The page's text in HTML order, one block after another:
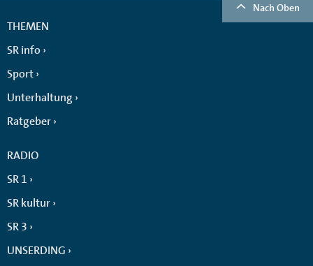
Nach Oben
THEMEN
SR info
Sport
Unterhaltung
Ratgeber
RADIO
SR 1
SR kultur
SR 3
UNSERDING